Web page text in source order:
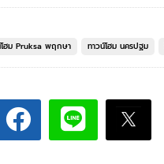
โฮม Pruksa พฤกษา ทาวน์โฮม นครปฐม